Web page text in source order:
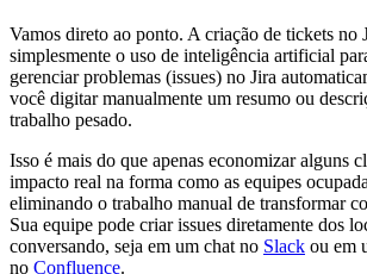
Vamos direto ao ponto. A criação de tickets no
simplesmente o uso de inteligência artificial
gerenciar problemas (issues) no Jira
você digitar manualmente um resumo ou
trabalho pesado.
Isso é mais do que apenas economizar alguns
impacto real na forma como as equipes
eliminando o trabalho manual de transformar
Sua equipe pode criar issues diretamente dos
conversando, seja em um chat no Slack ou em
no Confluence.